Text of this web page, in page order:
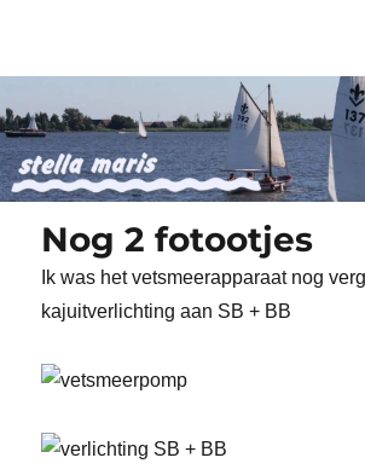
Nog 2 fotootjes
Ik was het vetsmeerapparaat nog
kajuitverlichting aan SB + BB